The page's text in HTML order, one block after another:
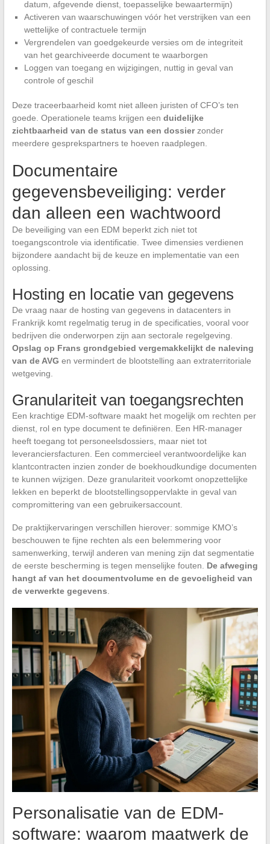
datum, afgevende dienst, toepasselijke bewaartermijn)
Activeren van waarschuwingen vóór het verstrijken van een
wettelijke of contractuele termijn
Vergrendelen van goedgekeurde versies om de integriteit
van het gearchiveerde document te waarborgen
Loggen van toegang en wijzigingen, nuttig in geval van
controle of geschil
Deze traceerbaarheid komt niet alleen juristen of CFO’s ten
goede. Operationele teams krijgen een duidelijke
zichtbaarheid van de status van een dossierzonder
meerdere gesprekspartners te hoeven raadplegen.
Documentaire
gegevensbeveiliging: verder
dan alleen een wachtwoord
De beveiliging van een EDM beperkt zich niet tot
toegangscontrole via identificatie. Twee dimensies verdienen
bijzondere aandacht bij de keuze en implementatie van een
oplossing.
Hosting en locatie van gegevens
De vraag naar de hosting van gegevens in datacenters in
Frankrijk komt regelmatig terug in de specificaties, vooral voor
bedrijven die onderworpen zijn aan sectorale regelgeving.
Opslag op Frans grondgebied vergemakkelijkt de naleving
van de AVG en vermindert de blootstelling aan extraterritoriale
wetgeving.
Granulariteit van toegangsrechten
Een krachtige EDM-software maakt het mogelijk om rechten per
dienst, rol en type document te definiëren. Een HR-manager
heeft toegang tot personeelsdossiers, maar niet tot
leveranciersfacturen. Een commercieel verantwoordelijke kan
klantcontracten inzien zonder de boekhoudkundige documenten
te kunnen wijzigen. Deze granulariteit voorkomt onopzettelijke
lekken en beperkt de blootstellingsoppervlakte in geval van
compromittering van een gebruikersaccount.
De praktijkervaringen verschillen hierover: sommige KMO’s
beschouwen te fijne rechten als een belemmering voor
samenwerking, terwijl anderen van mening zijn dat segmentatie
de eerste bescherming is tegen menselijke fouten. De afweging
hangt af van het documentvolume en de gevoeligheid van
de verwerkte gegevens
Personalisatie van de EDM-
software: waarom maatwerk de